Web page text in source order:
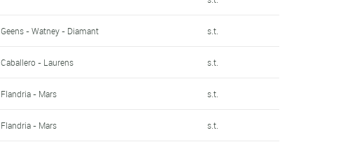
Geens - Watney - Diamant s.t.
Caballero - Laurens s.t.
Flandria - Mars s.t.
Flandria - Mars s.t.